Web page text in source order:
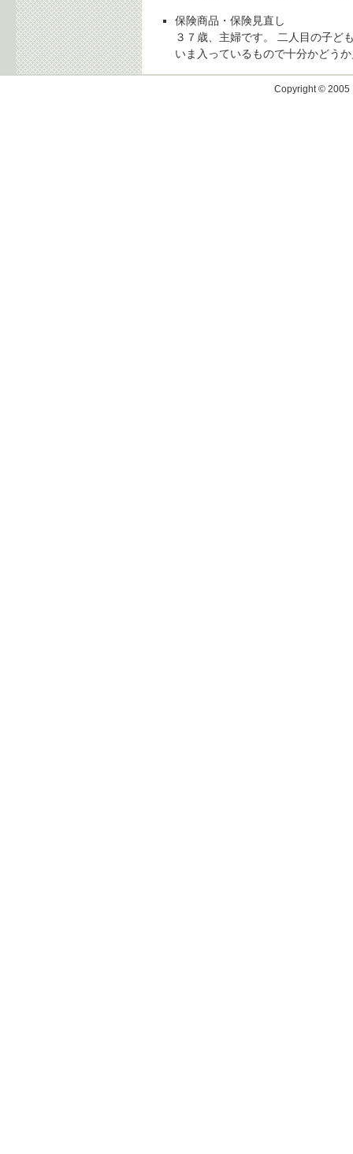
保険商品・保険見直し
３７歳、主婦です。 二人目の子ど
いま入っているもので十分かどう
Copyright © 2005